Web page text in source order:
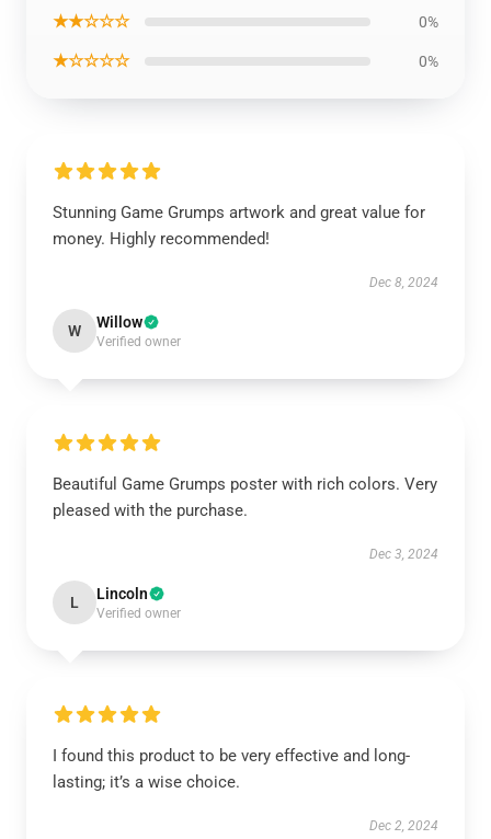
★★☆☆☆ 0%
★☆☆☆☆ 0%
Stunning Game Grumps artwork and great value for
money. Highly recommended!
Dec 8, 2024
W Willow
Verified owner
Beautiful Game Grumps poster with rich colors. Very
pleased with the purchase.
Dec 3, 2024
L Lincoln
Verified owner
I found this product to be very effective and long-
lasting; it’s a wise choice.
Dec 2, 2024